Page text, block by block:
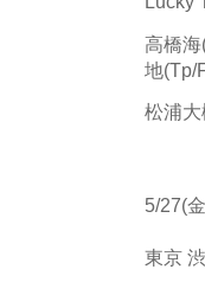
高橋
地(Tp/
松浦
5/27(
東京